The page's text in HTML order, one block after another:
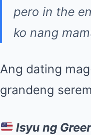
pero in the
ko nang
Ang dating
grandeng
Isyu ng